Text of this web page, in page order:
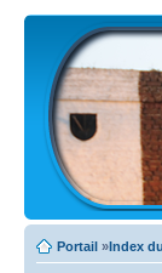
Portail »Index